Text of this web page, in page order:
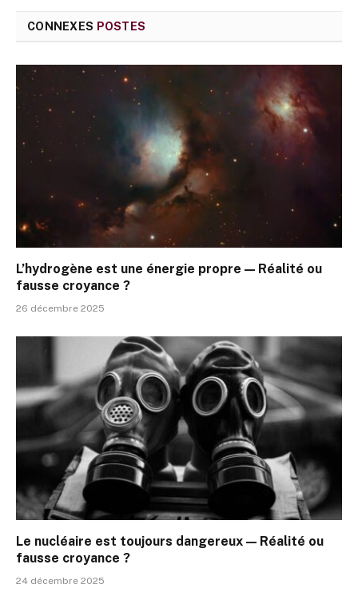
CONNEXES POSTES
L’hydrogène est une énergie propre — Réalité ou
fausse croyance ?
26 décembre 2025
Le nucléaire est toujours dangereux — Réalité ou
fausse croyance ?
24 décembre 2025